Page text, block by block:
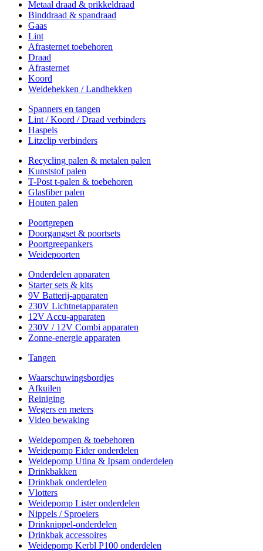
Metaal draad & prikkeldraad
Binddraad & spandraad
Gaas
Lint
Afrasternet toebehoren
Draad
Afrasternet
Koord
Weidehekken / Landhekken
Spanners en tangen
Lint / Koord / Draad verbinders
Haspels
Litzclip verbinders
Recycling palen & metalen palen
Kunststof palen
T-Post t-palen & toebehoren
Glasfiber palen
Houten palen
Poortgrepen
Doorgangset & poortsets
Poortgreepankers
Weidepoorten
Onderdelen apparaten
Starter sets & kits
9V Batterij-apparaten
230V Lichtnetapparaten
12V Accu-apparaten
230V / 12V Combi apparaten
Zonne-energie apparaten
Tangen
Waarschuwingsbordjes
Afkuilen
Reiniging
Wegers en meters
Video bewaking
Weidepompen & toebehoren
Weidepomp Eider onderdelen
Weidepomp Utina & Ipsam onderdelen
Drinkbakken
Drinkbak onderdelen
Vlotters
Weidepomp Lister onderdelen
Nippels / Sproeiers
Drinknippel-onderdelen
Drinkbak accessoires
Weidepomp Kerbl P100 onderdelen